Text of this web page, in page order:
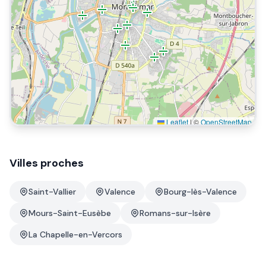
Leaflet |©OpenStreetMap
Villes proches
Saint-Vallier Valence
Bourg-lès-Valence
Mours-Saint-Eusèbe
Romans-sur-Isère
La Chapelle-en-Vercors